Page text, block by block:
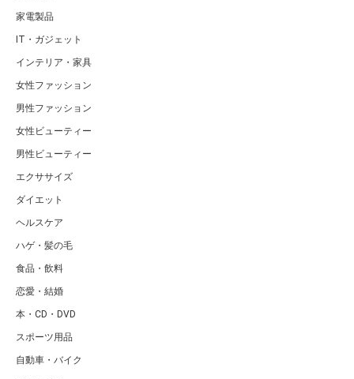
家電製品
IT・ガジェット
インテリア・家具
女性ファッション
男性ファッション
女性ビューティー
男性ビューティー
エクササイズ
ダイエット
ヘルスケア
ハゲ・髪の毛
食品・飲料
恋愛・結婚
本・CD・DVD
スポーツ用品
自動車・バイク